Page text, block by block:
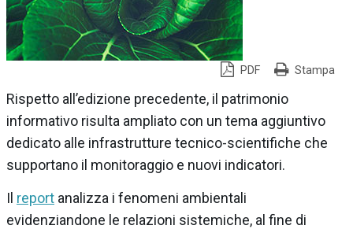
PDF Stampa
Rispetto all’edizione precedente, il patrimonio
informativo risulta ampliato con un tema aggiuntivo
dedicato alle infrastrutture tecnico-scientifiche che
supportano il monitoraggio e nuovi indicatori.
Il report analizza i fenomeni ambientali
evidenziandone le relazioni sistemiche, al fine di